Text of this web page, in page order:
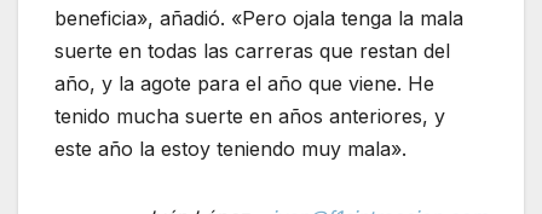
beneficia», añadió. «Pero ojala tenga la mala
suerte en todas las carreras que restan del
año, y la agote para el año que viene. He
tenido mucha suerte en años anteriores, y
este año la estoy teniendo muy mala».